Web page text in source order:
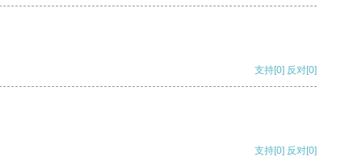
支持[0] 反对[0]
支持[0] 反对[0]